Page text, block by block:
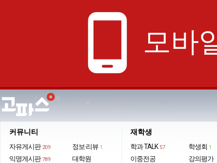
phone_android 모바
커뮤니티
자유게시판 209
익명게시판 789
정보·리뷰 1
대학원
재학생
학과 TALK 57
이중전공
학생회 1
강의평가